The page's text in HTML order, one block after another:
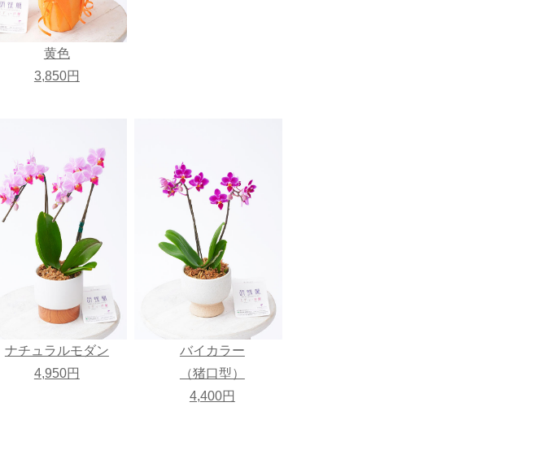
黄色
3,850円
ナチュラルモダン
4,950円
バイカラー
（猪口型）
4,400円